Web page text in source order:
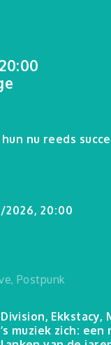
nu reeds
2026, 20:00
Postpunk
Ekkstacy,
muziek zich: